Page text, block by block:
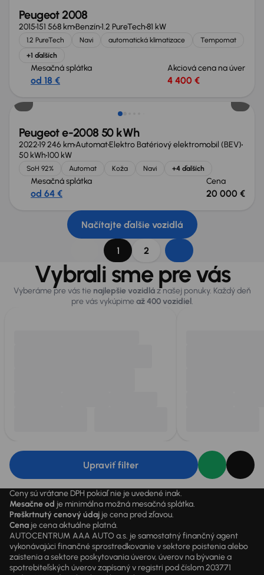
Peugeot 2008
2015151 568 kmBenzín1.2 PureTech81 kW
1.2 PureTech Navi automatická klimatizace
Tempomat
+1 ďalších
Mesačná splátka
od 18 €
Akciová cena na úver
4 400 €
Možnosť odpočtu DPH
Peugeot e-2008 50 kWh
202219 246 kmAutomatElektro Batériový elektromobil (BEV)
50 kWh100 kW
SoH 92% Automat Koža Navi +4 ďalších
Mesačná splátka
od 64 €
Cena
20 000 €
Načítajte ďalšie vozidlá
1 2
Vybrali sme pre vás
Vyberáme pre vás tie najlepšie vozidláz našej ponuky. Každý deň
pre vás vykúpimeaž 400 vozidiel.
Upraviť filter
Ceny sú vrátane DPH pokiaľ nie je uvedené inak.
Mesačne od je minimálna možná mesačná splátka.
Preškrtnutý cenový údaj je cena pred zľavou.
Cena je cena aktuálne platná.
AUTOCENTRUM AAA AUTO a.s. je samostatný finančný agent
vykonávajúci finančné sprostredkovanie v sektore poistenia alebo
zaistenia a sektore poskytovania úverov, úverov na bývanie a
spotrebiteľských úverov zapísaný v registri pod číslom 203771